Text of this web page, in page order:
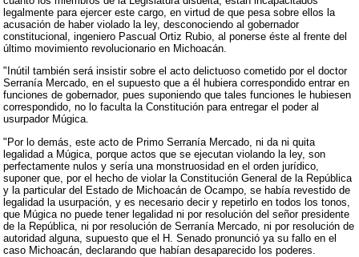
legalmente para ejercer este cargo, en virtud de que pesa sobre ellos la
acusación de haber violado la ley, desconociendo al gobernador
constitucional, ingeniero Pascual Ortiz Rubio, al ponerse éste al frente del
último movimiento revolucionario en Michoacán.
"Inútil también será insistir sobre el acto delictuoso cometido por el doctor
Serranía Mercado, en el supuesto que a él hubiera correspondido entrar en
funciones de gobernador, pues suponiendo que tales funciones le hubiesen
correspondido, no lo faculta la Constitución para entregar el poder al
usurpador Múgica.
"Por lo demás, este acto de Primo Serranía Mercado, ni da ni quita
legalidad a Múgica, porque actos que se ejecutan violando la ley, son
perfectamente nulos y sería una monstruosidad en el orden jurídico,
suponer que, por el hecho de violar la Constitución General de la República
y la particular del Estado de Michoacán de Ocampo, se había revestido de
legalidad la usurpación, y es necesario decir y repetirlo en todos los tonos,
que Múgica no puede tener legalidad ni por resolución del señor presidente
de la República, ni por resolución de Serranía Mercado, ni por resolución de
autoridad alguna, supuesto que el H. Senado pronunció ya su fallo en el
caso Michoacán, declarando que habían desaparecido los poderes.